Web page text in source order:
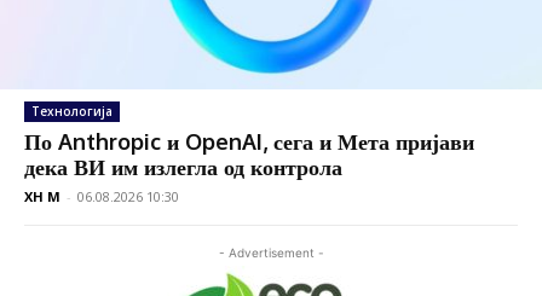
Технологија
По Anthropic и OpenAI, сега и Мета пријави
дека ВИ им излегла од контрола
XH M - 06.08.2026 10:30
- Advertisement -